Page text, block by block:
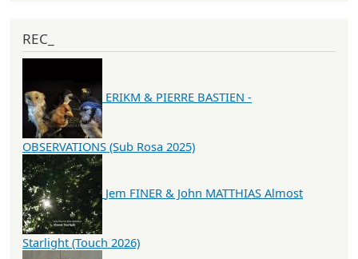
REC_
ERIKM & PIERRE BASTIEN -
OBSERVATIONS (Sub Rosa 2025)
Jem FINER & John MATTHIAS Almost
Starlight (Touch 2026)